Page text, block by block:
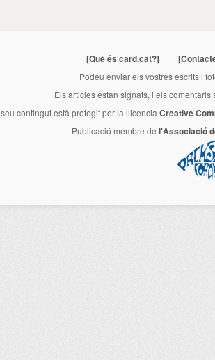
[Què és card.cat?]
Podeu enviar els vostres escrits i
Els articles estan signats, i els
contingut està protegit per la llicencia Creative
Publicació membre de l'Associació